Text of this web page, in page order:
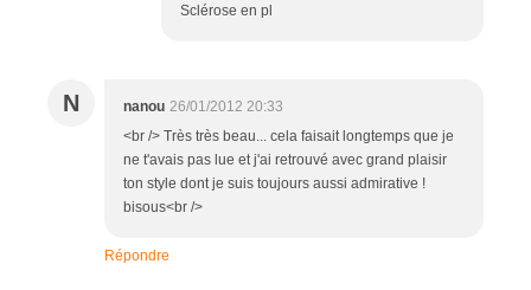
Sclérose en pl
N nanou 26/01/2012 20:33
<br /> Très très beau... cela faisait longtemps que je
ne t'avais pas lue et j'ai retrouvé avec grand plaisir
ton style dont je suis toujours aussi admirative !
bisous<br />
Répondre